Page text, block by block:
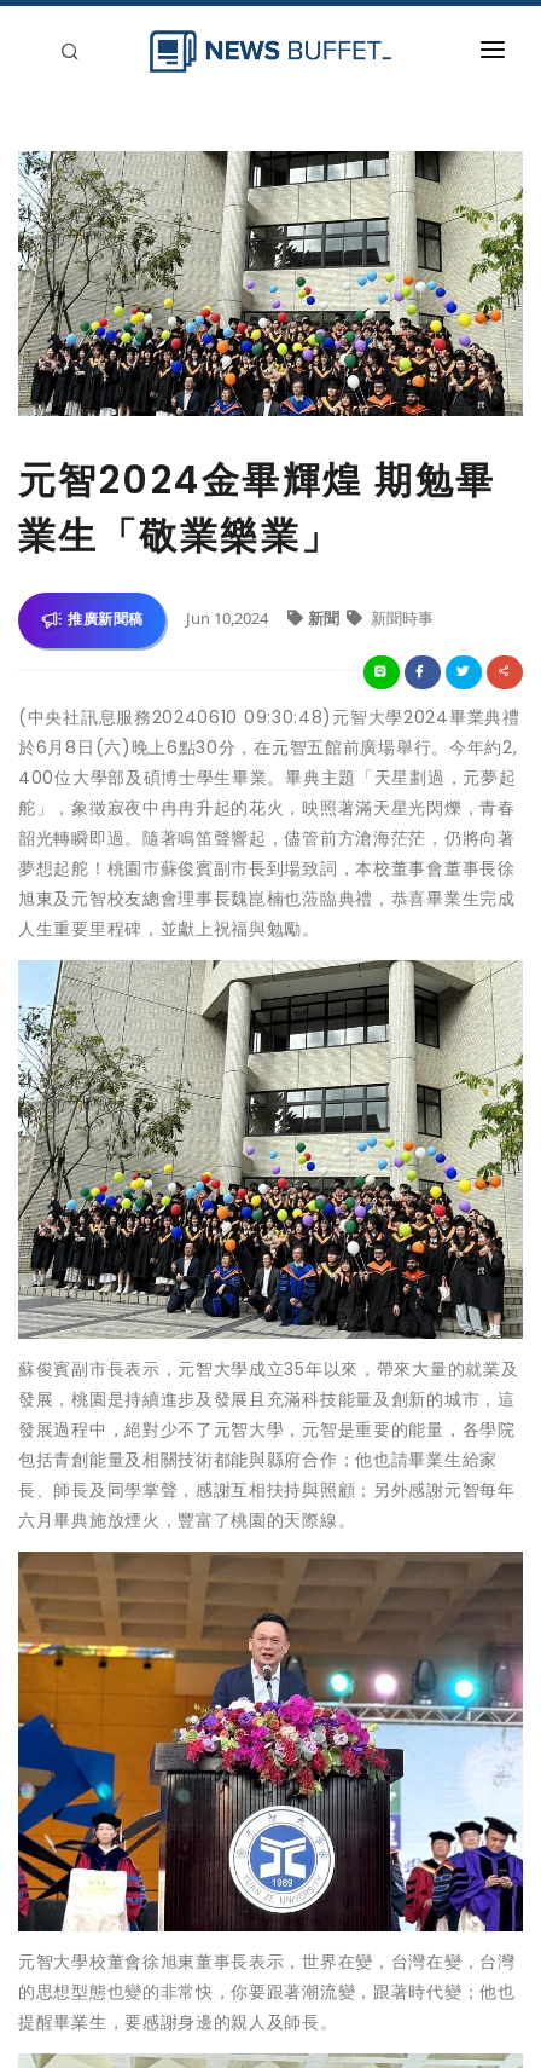
新聞稿分類
登入
刊登
元智2024金畢輝煌 期勉畢
業生「敬業樂業」
推廣新聞稿 Jun 10,2024 新聞 新聞時事
(中央社訊息服務20240610 09:30:48)元智大學2024畢業典禮
於6月8日(六)晚上6點30分，在元智五館前廣場舉行。今年約2,
400位大學部及碩博士學生畢業。畢典主題「天星劃過，元夢起
舵」，象徵寂夜中冉冉升起的花火，映照著滿天星光閃爍，青春
韶光轉瞬即過。隨著鳴笛聲響起，儘管前方滄海茫茫，仍將向著
夢想起舵！桃園市蘇俊賓副市長到場致詞，本校董事會董事長徐
旭東及元智校友總會理事長魏崑楠也蒞臨典禮，恭喜畢業生完成
人生重要里程碑，並獻上祝福與勉勵。
蘇俊賓副市長表示，元智大學成立35年以來，帶來大量的就業及
發展，桃園是持續進步及發展且充滿科技能量及創新的城市，這
發展過程中，絕對少不了元智大學，元智是重要的能量，各學院
包括青創能量及相關技術都能與縣府合作；他也請畢業生給家
長、師長及同學掌聲，感謝互相扶持與照顧；另外感謝元智每年
六月畢典施放煙火，豐富了桃園的天際線。
元智大學校董會徐旭東董事長表示，世界在變，台灣在變，台灣
的思想型態也變的非常快，你要跟著潮流變，跟著時代變；他也
提醒畢業生，要感謝身邊的親人及師長。